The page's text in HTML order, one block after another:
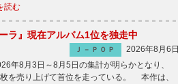
読む
ラ』現在アルバム1位を独走中
Ｊ－ＰＯＰ
2026年8月6日
年8月3日～8月5日の集計が明らかとなり、
を売り上げて首位を走っている。 本作は、